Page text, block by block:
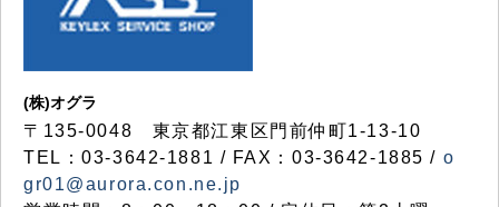
(株)オグラ
〒135-0048 東京都江東区門前仲町1-13-10
TEL：03-3642-1881 / FAX：03-3642-1885 / o
gr01@aurora.con.ne.jp